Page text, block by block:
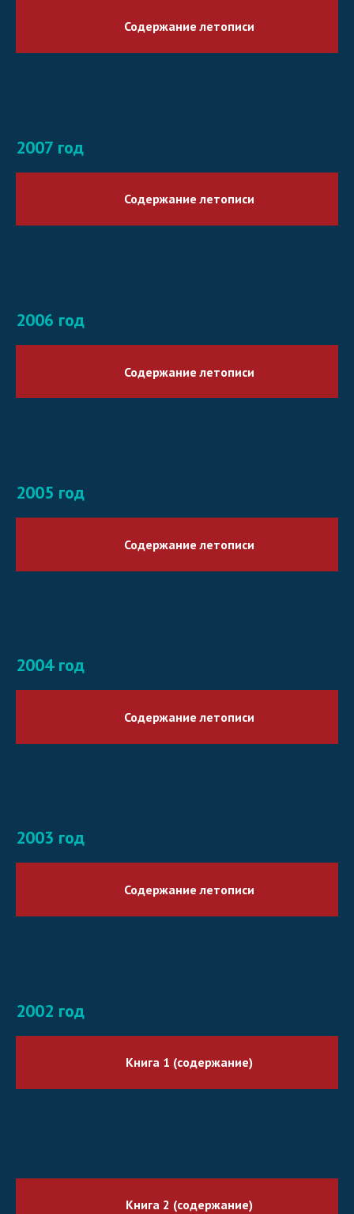
Содержание летописи
2007 год
Содержание летописи
2006 год
Содержание летописи
2005 год
Содержание летописи
2004 год
Содержание летописи
2003 год
Содержание летописи
2002 год
Книга 1 (содержание)
Книга 2 (содержание)